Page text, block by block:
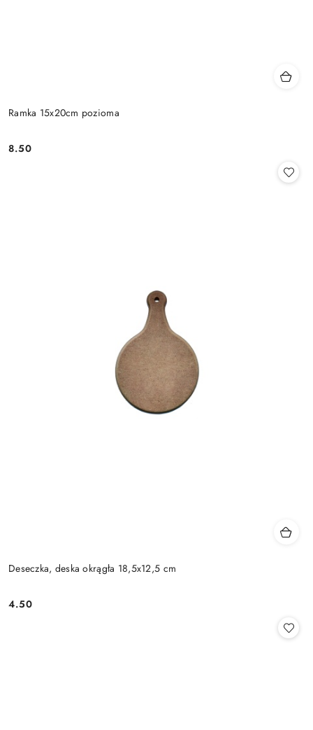
Ramka 15x20cm pozioma
Cena:
8.50
Deseczka, deska okrągła 18,5x12,5 cm
Cena:
4.50